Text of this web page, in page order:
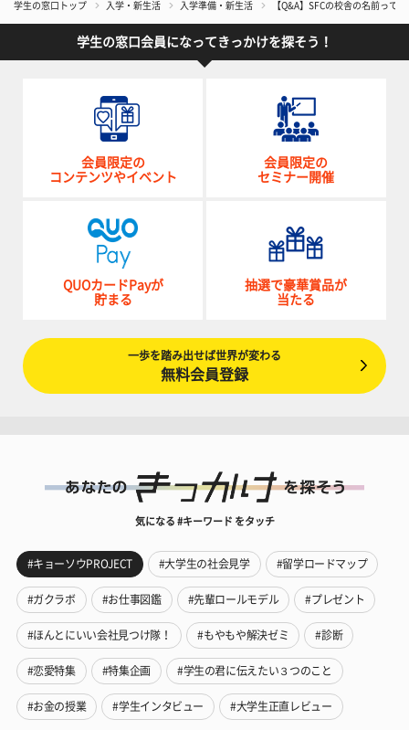
学生の窓口トップ 入学・新生活 入学準備・新生活 【Q&A】SFCの校舎の名前って
学生の窓口会員になってきっかけを探そう！
会員限定の
コンテンツやイベント
会員限定の
セミナー開催
QUOカードPayが
貯まる
抽選で豪華賞品が
当たる
一歩を踏み出せば世界が変わる
無料会員登録
気になる #キーワード をタッチ
#キョーソウPROJECT #大学生の社会見学 #留学ロードマップ
#ガクラボ #お仕事図鑑 #先輩ロールモデル #プレゼント
#ほんとにいい会社見つけ隊！ #もやもや解決ゼミ #診断
#恋愛特集 #特集企画 #学生の君に伝えたい３つのこと
#お金の授業 #学生インタビュー #大学生正直レビュー